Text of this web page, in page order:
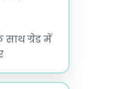
ग्रेड में